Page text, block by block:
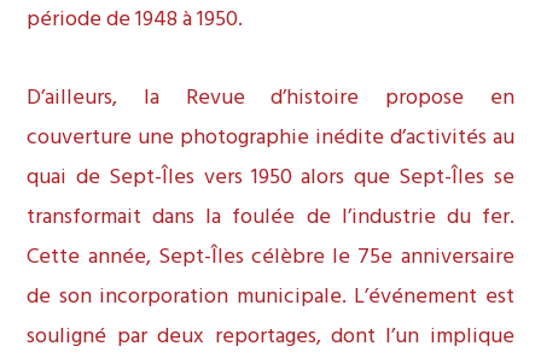
période de 1948 à 1950.
D’ailleurs, la Revue d’histoire propose en
couverture une photographie inédite d’activités au
quai de Sept-Îles vers 1950 alors que Sept-Îles se
transformait dans la foulée de l’industrie du fer.
Cette année, Sept-Îles célèbre le 75e anniversaire
de son incorporation municipale. L’événement est
souligné par deux reportages, dont l’un implique